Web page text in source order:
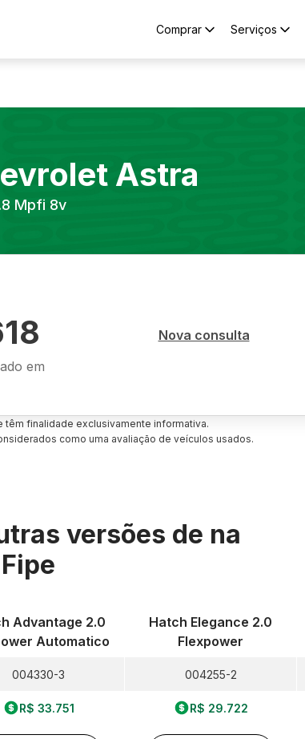
Comprar Serviços
Astra
Mpfi 8v
em
Nova consulta
finalidade exclusivamente informativa.
como uma avaliação de veículos usados.
versões de na
Advantage 2.0
Automatico
004330-3
R$ 33.751
Hatch Elegance 2.0
Flexpower
004255-2
R$ 29.722